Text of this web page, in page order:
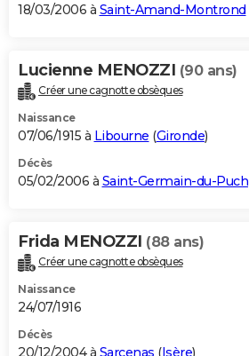
18/03/2006 à Saint-Amand-Montrond
Lucienne MENOZZI (90 ans)
Créer une cagnotte obsèques
Naissance
07/06/1915 à Libourne (Gironde)
Décès
05/02/2006 à Saint-Germain-du-Puch
Frida MENOZZI (88 ans)
Créer une cagnotte obsèques
Naissance
24/07/1916
Décès
20/12/2004 à Sarcenas (Isère)